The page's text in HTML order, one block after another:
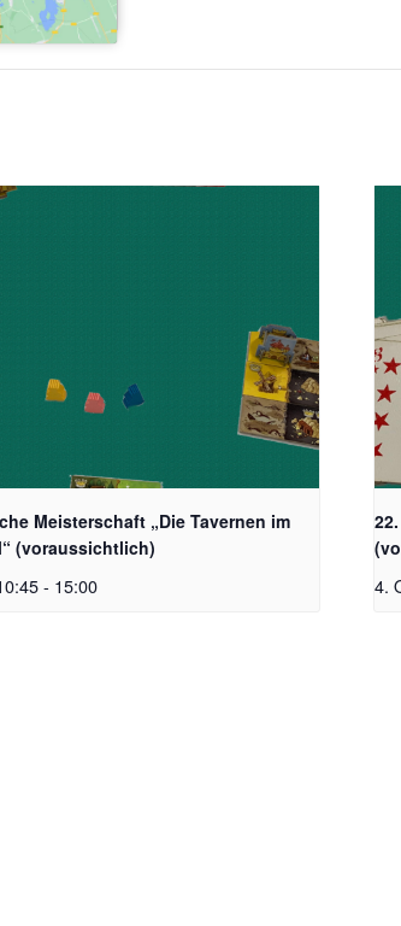
Meisterschaft „Die Tavernen im
(voraussichtlich)
- 15:00 4.